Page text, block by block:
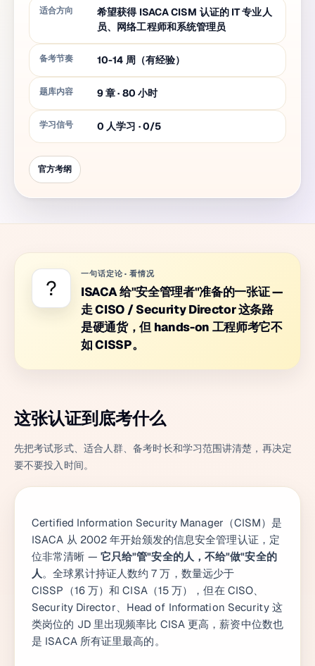
适合方向
希望获得 ISACA CISM 认证的 IT 专业人
员、网络工程师和系统管理员
备考节奏 10-14 周（有经验）
题库内容 9章· 80 小时
学习信号 0 人学习 · 0/5
官方考纲
?
一句话定论 · 看情况
ISACA 给"安全管理者"准备的一张证 —
走 CISO / Security Director 这条路
是硬通货，但 hands-on 工程师考它不
如 CISSP。
这张认证到底考什么
先把考试形式、适合人群、备考时长和学习范围讲清楚，再决定
要不要投入时间。
Certified Information Security Manager（CISM）是
ISACA 从 2002 年开始颁发的信息安全管理认证，定
位非常清晰 — 它只给"管"安全的人，不给"做"安全的
人。全球累计持证人数约 7 万，数量远少于
CISSP（16 万）和 CISA（15 万），但在 CISO、
Security Director、Head of Information Security 这
类岗位的 JD 里出现频率比 CISA 更高，薪资中位数也
是 ISACA 所有证里最高的。